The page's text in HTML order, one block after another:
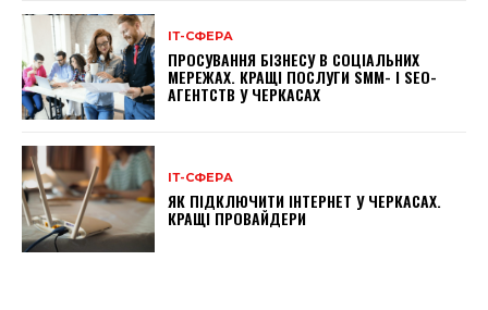
ІТ-СФЕРА
ПРОСУВАННЯ БІЗНЕСУ В СОЦІАЛЬНИХ
МЕРЕЖАХ. КРАЩІ ПОСЛУГИ SMM- І SEO-
АГЕНТСТВ У ЧЕРКАСАХ
ІТ-СФЕРА
ЯК ПІДКЛЮЧИТИ ІНТЕРНЕТ У ЧЕРКАСАХ.
КРАЩІ ПРОВАЙДЕРИ